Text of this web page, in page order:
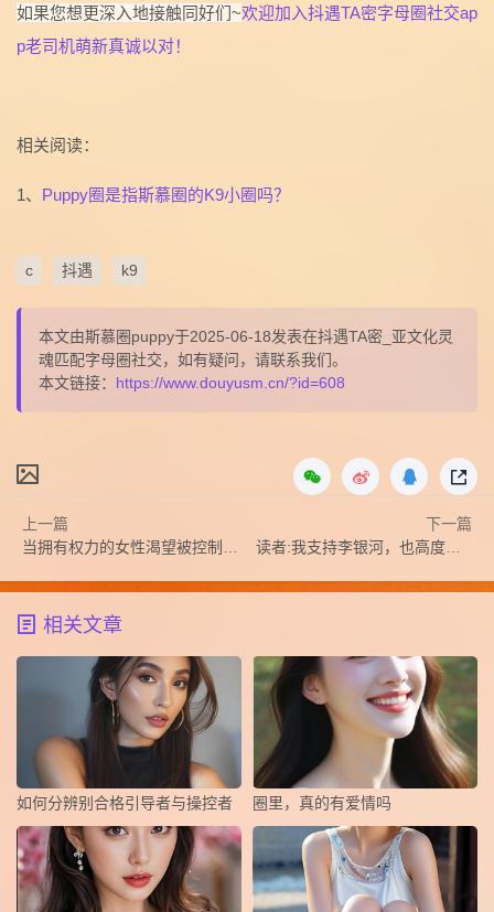
如果您想更深入地接触同好们~欢迎加入抖遇TA密字母圈社交ap
p老司机萌新真诚以对！
相关阅读：
1、 Puppy圈是指斯慕圈的K9小圈吗？
c 抖遇 k9
本文由斯慕圈puppy于2025-06-18发表在抖遇TA密_亚文化灵
魂匹配字母圈社交，如有疑问，请联系我们。
本文链接： https://www.douyusm.cn/?id=608
上一篇
当拥有权力的女性渴望被控制和被支配的快乐
下一篇
读者:我支持李银河，也高度肯定5M
相关文章
如何分辨别合格引导者与操控者 圈里，真的有爱情吗